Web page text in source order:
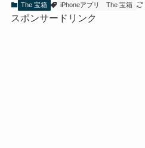
The 宝箱 iPhoneアプリ The 宝箱
スポンサードリンク